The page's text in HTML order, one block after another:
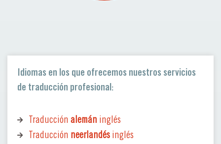
Idiomas en los que ofrecemos nuestros servicios
de traducción profesional:
Traducción alemán inglés
Traducción neerlandésinglés